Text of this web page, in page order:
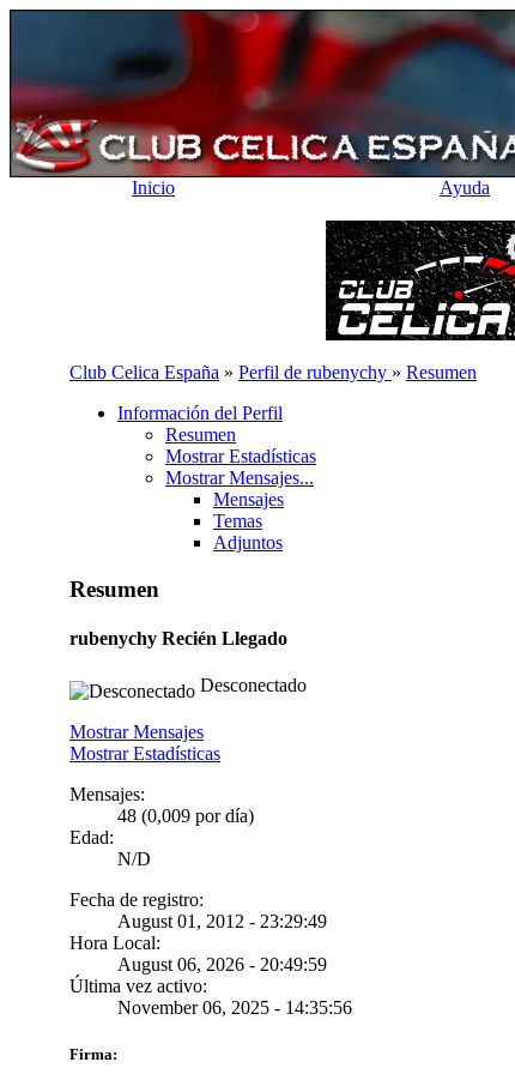
Inicio Ayuda
Club Celica España » Perfil de rubenychy » Resumen
Información del Perfil
Resumen
Mostrar Estadísticas
Mostrar Mensajes...
Mensajes
Temas
Adjuntos
Resumen
rubenychy Recién Llegado
Desconectado
Mostrar Mensajes
Mostrar Estadísticas
Mensajes:
48 (0,009 por día)
Edad:
N/D
Fecha de registro:
August 01, 2012 - 23:29:49
Hora Local:
August 06, 2026 - 20:49:59
Última vez activo:
November 06, 2025 - 14:35:56
Firma: